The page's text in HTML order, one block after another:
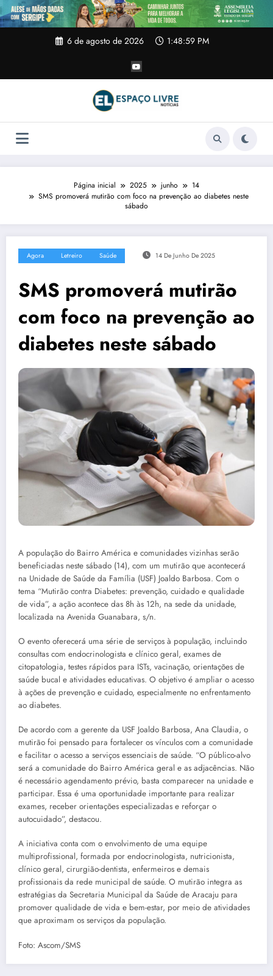
Pular
para
o
6 de agosto de 2026 1:49:00 PM
Página inicial 2025 junho
14
SMS promoverá mutirão com foco na prevenção ao diabetes neste
sábado
Agora Letreiro Saúde 14 De Junho De 2025
SMS promoverá mutirão
com foco na prevenção ao
diabetes neste sábado
A população do Bairro América e comunidades vizinhas serão
beneficiadas neste sábado (14), com um mutirão que acontecerá
na Unidade de Saúde da Família (USF) Joaldo Barbosa. Com o
tema “Mutirão contra Diabetes: prevenção, cuidado e qualidade
de vida”, a ação acontece das 8h às 12h, na sede da unidade,
localizada na Avenida Guanabara, s/n.
O evento oferecerá uma série de serviços à população, incluindo
consultas com endocrinologista e clínico geral, exames de
citopatologia, testes rápidos para ISTs, vacinação, orientações de
saúde bucal e atividades educativas. O objetivo é ampliar o acesso
à ações de prevenção e cuidado, especialmente no enfrentamento
ao diabetes.
De acordo com a gerente da USF Joaldo Barbosa, Ana Claudia, o
mutirão foi pensado para fortalecer os vínculos com a comunidade
e facilitar o acesso a serviços essenciais de saúde. “O público-alvo
será a comunidade do Bairro América geral e as adjacências. Não
é necessário agendamento prévio, basta comparecer na unidade e
participar. Essa é uma oportunidade importante para realizar
exames, receber orientações especializadas e reforçar o
autocuidado”, destacou.
A iniciativa conta com o envolvimento de uma equipe
multiprofissional, formada por endocrinologista, nutricionista,
clínico geral, cirurgião-dentista, enfermeiros e demais
profissionais da rede municipal de saúde. O mutirão integra as
estratégias da Secretaria Municipal da Saúde de Aracaju para
promover qualidade de vida e bem-estar, por meio de atividades
que aproximam os serviços da população.
Foto: Ascom/SMS